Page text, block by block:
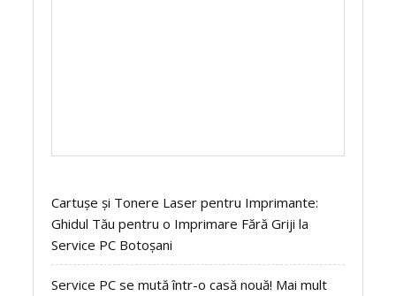
Cartușe și Tonere Laser pentru Imprimante:
Ghidul Tău pentru o Imprimare Fără Griji la
Service PC Botoșani
Service PC se mută într-o casă nouă! Mai mult